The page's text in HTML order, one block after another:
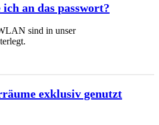
an das passwort?
sind in unser
exklusiv genutzt